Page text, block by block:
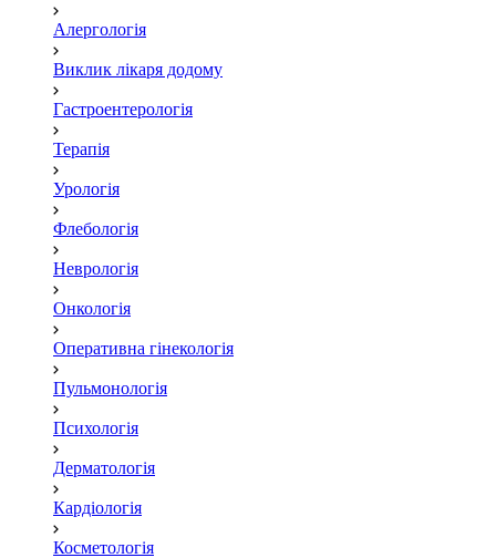
Алергологія
Виклик лікаря додому
Гастроентерологія
Терапія
Урологія
Флебологія
Неврологія
Онкологія
Оперативна гінекологія
Пульмонологія
Психологія
Дерматологія
Кардіологія
Косметологія